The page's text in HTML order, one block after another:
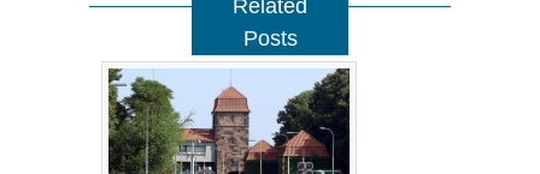
Related
Posts